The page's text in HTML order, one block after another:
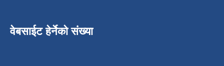
वेबसाईट हेर्नेको संख्या